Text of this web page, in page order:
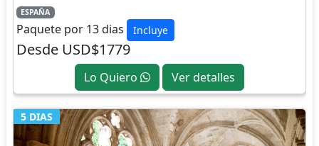
ESPAÑA
Paquete por 13 dias Incluye
Desde USD$1779
Lo Quiero Ver detalles
5 DIAS